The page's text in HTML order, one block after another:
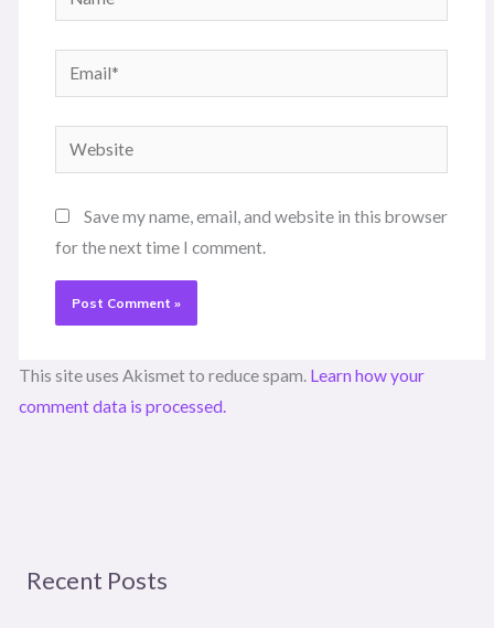
Email*
Website
Save my name, email, and website in this browser
for the next time I comment.
This site uses Akismet to reduce spam. Learn how your
comment data is processed.
Recent Posts